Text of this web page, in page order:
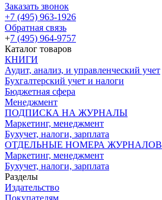
Заказать звонок
+7 (495) 963-1926
Обратная связь
+7 (495) 964-9757
Каталог товаров
КНИГИ
Аудит, анализ, и управленческий учет
Бухгалтерский учет и налоги
Бюджетная сфера
Менеджмент
ПОДПИСКА НА ЖУРНАЛЫ
Маркетинг, менеджмент
Бухучет, налоги, зарплата
ОТДЕЛЬНЫЕ НОМЕРА ЖУРНАЛОВ
Маркетинг, менеджмент
Бухучет, налоги, зарплата
Разделы
Издательство
Покупателям